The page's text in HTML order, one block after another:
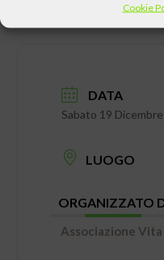
Cookie
DATA
Sabato 19
LUOGO
ORGANIZZATO
Associazione